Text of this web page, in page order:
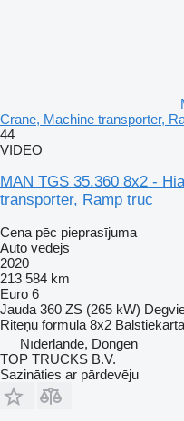
Crane, Machine transporter,
44
VIDEO
MAN TGS 35.360 8x2 -
transporter, Ramp truc
Cena pēc pieprasījuma
Auto vedējs
2020
213 584 km
Euro 6
Jauda 360 ZS (265 kW)
Riteņu formula 8x2 Balstiekārta
Nīderlande, Dongen
TOP TRUCKS B.V.
Sazināties ar pārdevēju